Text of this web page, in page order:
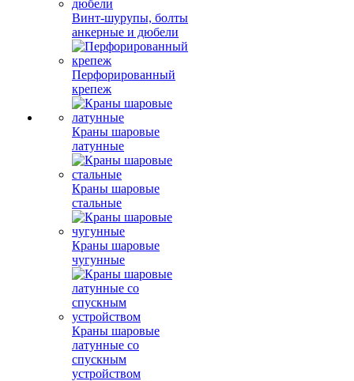
Винт-шурупы, болты
анкерные и дюбели
Перфорированный
крепеж
Краны шаровые
латунные
Краны шаровые
стальные
Краны шаровые
чугунные
Краны шаровые
латунные со
спускным
устройством